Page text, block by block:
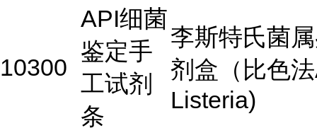
10300
API细菌
鉴定手
工试剂
条
李斯特氏菌
剂盒（比色
Listeria)